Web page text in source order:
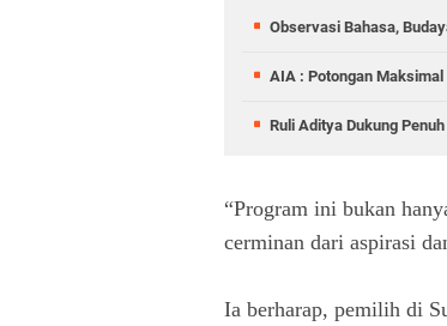
Observasi Bahasa,
AIA : Potongan
Ruli Aditya Dukung
“Program ini bukan
cerminan dari aspirasi
Ia berharap, pemilih di